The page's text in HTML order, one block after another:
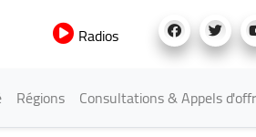
Radios
Régions Consultations & Appels